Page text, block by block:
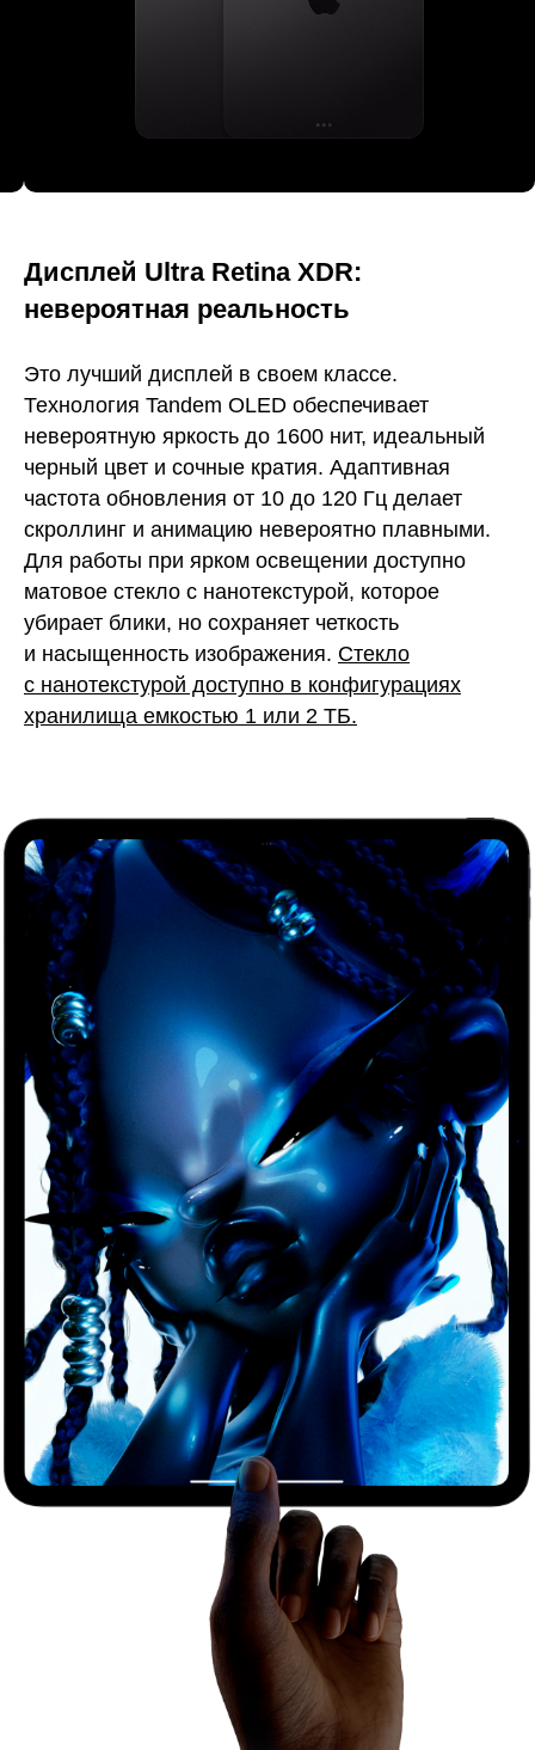
Дисплей Ultra Retina XDR:
невероятная реальность
Это лучший дисплей в своем классе.
Технология Tandem OLED обеспечивает
невероятную яркость до 1600 нит, идеальный
черный цвет и сочные кратия. Адаптивная
частота обновления от 10 до 120 Гц делает
скроллинг и анимацию невероятно плавными.
Для работы при ярком освещении доступно
матовое стекло с нанотекстурой, которое
убирает блики, но сохраняет четкость
и насыщенность изображения. Стекло
с нанотекстурой доступно в конфигурациях
хранилища емкостью 1 или 2 ТБ.